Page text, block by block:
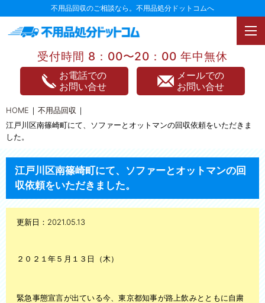
不用品回収のご相談なら。不用品処分ドットコムへ
受付時間 8：00〜20：00 年中無休
お電話での
お問い合せ
メールでの
お問い合せ
HOME
不用品回収
江戸川区南篠崎町にて、ソファーとオットマンの回収依頼をいただきま
した。
江戸川区南篠崎町にて、ソファーとオットマンの回
収依頼をいただきました。
更新日：2021.05.13
２０２１年５月１３日（木）
緊急事態宣言が出ている今、東京都知事が路上飲みとともに自粛
TOPページ
不用品回収
不用品買取
家電処分
家具処分
遺品整理
風呂釜処分